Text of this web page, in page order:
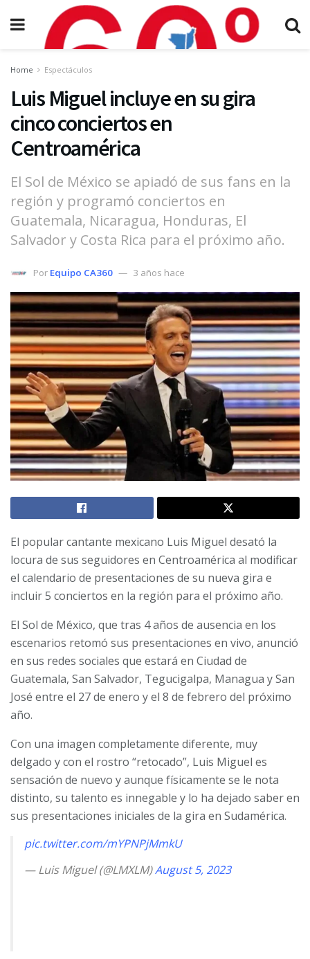
Home Espectáculos
Luis Miguel incluye en su gira
cinco conciertos en
Centroamérica
El Sol de México se apiadó de sus fans en la
región y programó conciertos en
Guatemala, Nicaragua, Honduras, El
Salvador y Costa Rica para el próximo año.
Por Equipo CA360 3 años hace
El popular cantante mexicano Luis Miguel desató la
locura de sus seguidores en Centroamérica al modificar
el calendario de presentaciones de su nueva gira e
incluir 5 conciertos en la región para el próximo año.
El Sol de México, que tras 4 años de ausencia en los
escenarios retomó sus presentaciones en vivo, anunció
en sus redes sociales que estará en Ciudad de
Guatemala, San Salvador, Tegucigalpa, Managua y San
José entre el 27 de enero y el 8 de febrero del próximo
año.
Con una imagen completamente diferente, muy
delgado y con el rostro “retocado”, Luis Miguel es
sensación de nuevo y aunque físicamente se le nota
distinto, su talento es innegable y lo ha dejado saber en
sus presentaciones iniciales de la gira en Sudamérica.
pic.twitter.com/mYPNPjMmkU
— Luis Miguel (@LMXLM)August 5, 2023